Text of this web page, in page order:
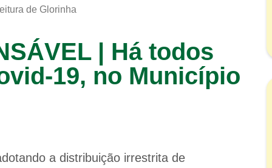
de Glorinha
| Há todos
19, no Município
a distribuição irrestrita de